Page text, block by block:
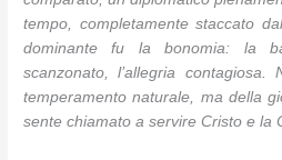
tempo, completamente staccato
dominante fu la bonomia: la
scanzonato, l’allegria
temperamento naturale, ma della
sente chiamato a servire Cristo e la